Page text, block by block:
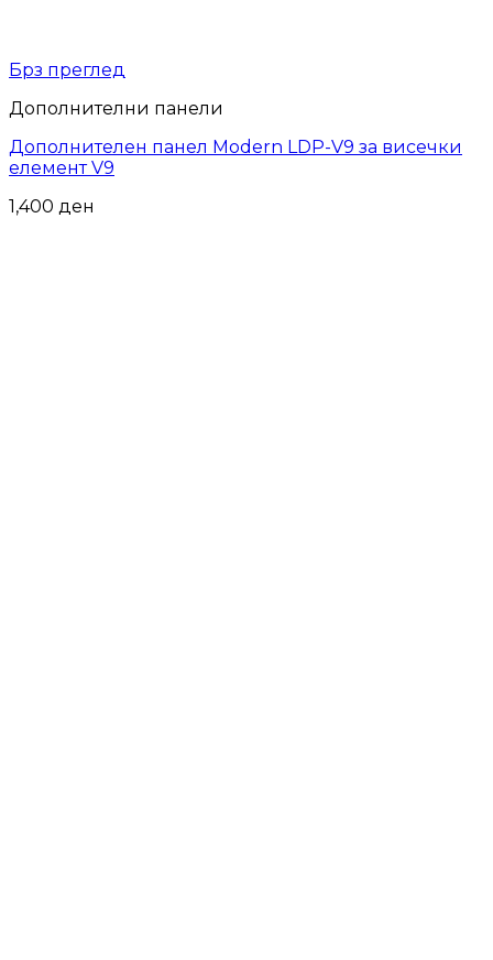
Брз преглед
Дополнителни панели
Дополнителен панел Modern LDP-V9 за висечки
елемент V9
1,400 ден